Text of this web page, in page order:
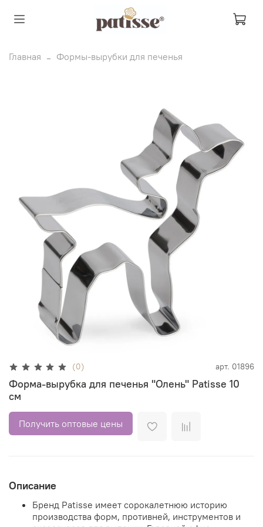
Главная Формы-вырубки для печенья
(0) арт. 01896
Форма-вырубка для печенья "Олень" Patisse 10
см
Получить оптовые цены
Описание
Бренд Patisse имеет сорокалетнюю историю
производства форм, противней, инструментов и